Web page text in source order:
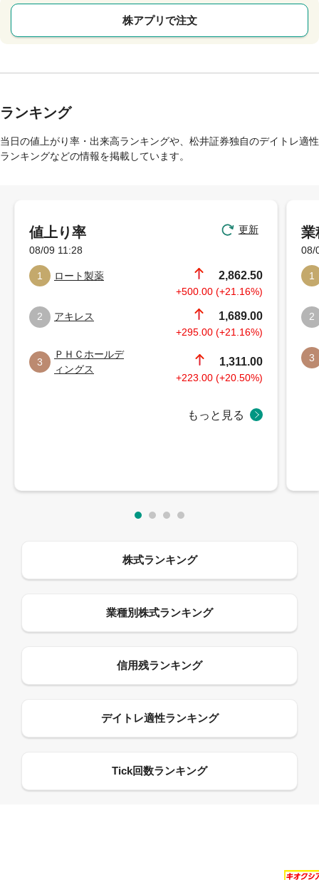
株アプリで注文
ランキング
当日の値上がり率・出来高ランキングや、松井証券独自のデイトレ適性
ランキングなどの情報を掲載しています。